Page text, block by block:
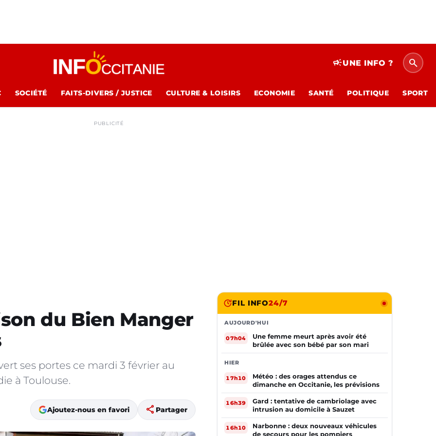
campaignUNE INFO ? search
SOCIÉTÉ FAITS-DIVERS / JUSTICE CULTURE & LOISIRS ECONOMIE SANTÉ POLITIQUE SPORT
PUBLICITÉ
du Bien Manger
ses portes ce mardi 3 février au
à Toulouse.
Ajoutez-nous en favori share Partager
FIL INFO24/7
AUJOURD'HUI
07h04
Une femme meurt après avoir été
brûlée avec son bébé par son mari
HIER
17h10
Météo : des orages attendus ce
dimanche en Occitanie, les prévisions
16h39
Gard : tentative de cambriolage avec
intrusion au domicile à Sauzet
16h10
Narbonne : deux nouveaux véhicules
de secours pour les pompiers